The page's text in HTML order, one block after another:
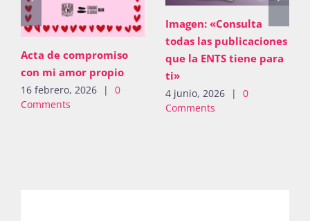
Acta de compromiso
con mi amor propio
16 febrero, 2026 |
0
Comments
Imagen: «Consulta
todas las publicaciones
que la ENTS tiene para
ti»
4 junio, 2026 |
0
Comments